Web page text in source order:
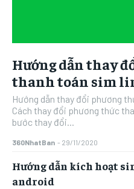
Hướng dẫn thay
thanh toán sim
Hướng dẫn thay đổi phương
Cách thay đổi phương thức
bước thay đổi...
360NhatBan - 29/11/2020
Hướng dẫn kích hoạt
android